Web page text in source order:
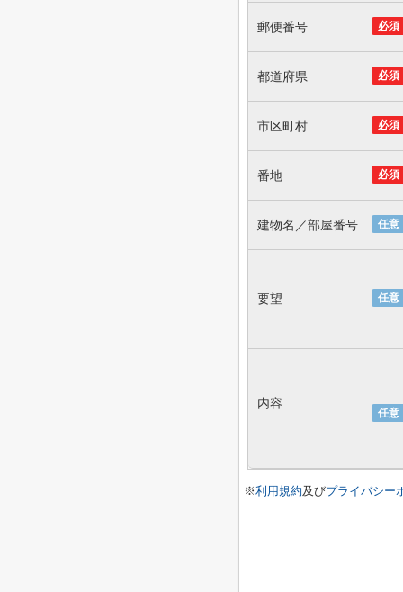
必須
郵便番号
必須
都道府県
必須
市区町村
必須
番地
任意
建物名／部屋番号
任意
要望
任意
内容
※利用規約及びプライバシー